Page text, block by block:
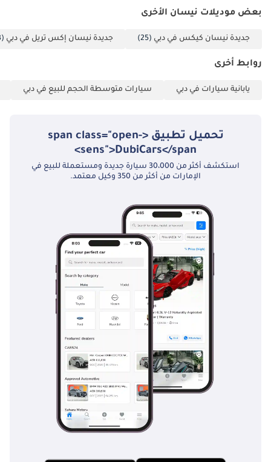
بعض موديلات نيسان الأخرى
جديدة نيسان كيكس في دبي (25) جديدة نيسان إكس تريل في دبي (13)
روابط أخرى
يابانية سيارات في دبي سيارات متوسطة الحجم للبيع في دبي
تحميل تطبيق <span class="open-
sens">DubiCars</span>
استكشف أكثر من 30،000 سيارة جديدة ومستعملة للبيع في
الإمارات من أكثر من 350 وكيل معتمد.